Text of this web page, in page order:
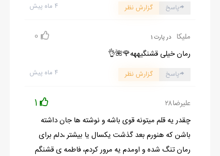
۴ ماه پیش پاسخ گزارش نظر
ملیکا در پارت 1 0
رمان خیلی قشنگیههه🌹🌺👌
۴ ماه پیش پاسخ گزارش نظر
علیرضا۲۸ 1
چقدر یه قلم میتونه قوی باشه و نوشته ها جان داشته
باشن که هنورم بعد گذشت یکسال یا بیشتر ،دلم برای
رمان تنگ شده و اومدم یه مرور کردم، فاطمه ی قشنگم